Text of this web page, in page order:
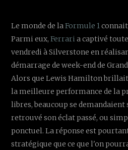
Le monde de laFormule 1
Parmi eux,Ferrari a captivé
vendredi à Silverstone en
démarrage de week-end de
Alors que Lewis Hamilton
la meilleure performance de la
libres, beaucoup se
retrouvé son éclat passé, ou
ponctuel. La réponse est
stratégique que ce que l'on